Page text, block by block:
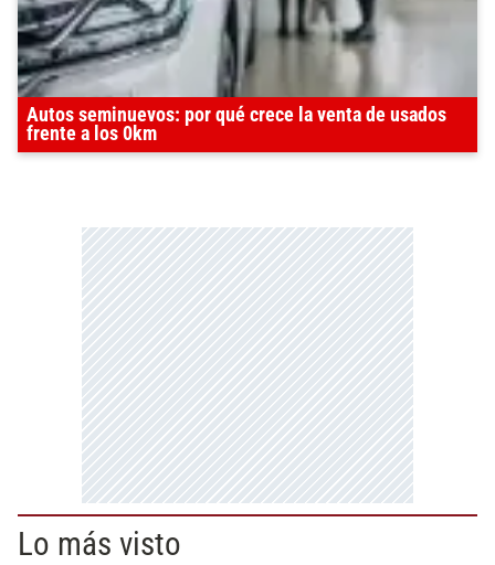
Autos seminuevos: por qué crece la venta de usados
frente a los 0km
Lo más visto